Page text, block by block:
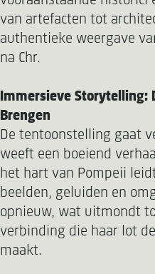
van artefacten tot
authentieke weergave
na Chr.
Immersieve Storytelling:
Brengen
De tentoonstelling gaat
weeft een boeiend
het hart van Pompeii
beelden, geluiden en
opnieuw, wat uitmondt
verbinding die haar lot
maakt.